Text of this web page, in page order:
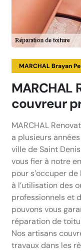
MARCHAL Brayan
MARCHAL
couvreur
MARCHAL
a plusieurs
ville de Saint
vous fier à notre
pour s’occuper
à l’utilisation des
professionnels et
pouvons vous
réparation de
Nos artisans
travaux dans les